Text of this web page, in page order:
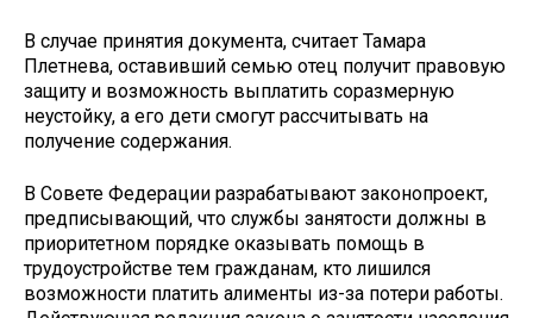
В случае принятия документа, считает Тамара
Плетнева, оставивший семью отец получит правовую
защиту и возможность выплатить соразмерную
неустойку, а его дети смогут рассчитывать на
получение содержания.
В Совете Федерации разрабатывают законопроект,
предписывающий, что службы занятости должны в
приоритетном порядке оказывать помощь в
трудоустройстве тем гражданам, кто лишился
возможности платить алименты из-за потери работы.